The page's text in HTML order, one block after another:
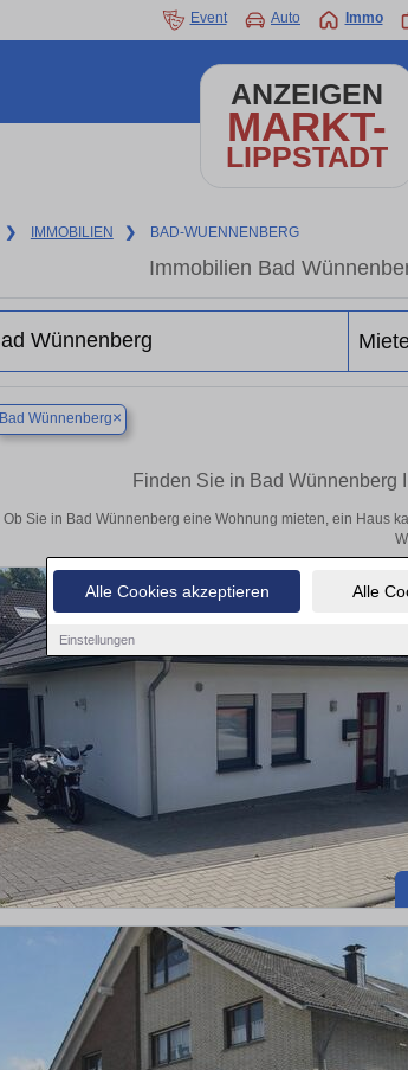
Alle Cookies akzeptieren Alle
Einstellungen
Event Auto Immo
ANZEIGEN
MARKT-
LIPPSTADT
❯ IMMOBILIEN ❯ BAD-WUENNENBERG
Immobilien Bad
Bad Wünnenberg×
Finden Sie in Bad Wünnenberg
Ob Sie in Bad Wünnenberg eine Wohnung mieten, ein Haus